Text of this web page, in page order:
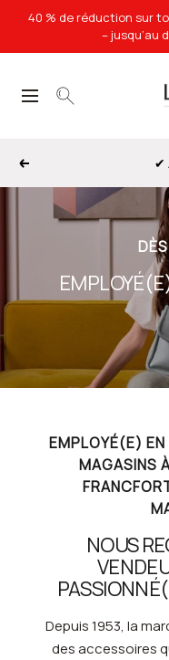
Passer
contenu
40 % de réduction sur
– jusqu’au
Navigation
Précédent ✔
EMPLOYÉ(E)
MAGASINS
NOUS
Depuis 1953, la
des accessoires